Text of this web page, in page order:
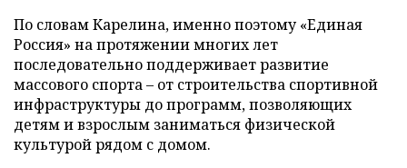
По словам Карелина, именно поэтому «Единая
Россия» на протяжении многих лет
последовательно поддерживает развитие
массового спорта – от строительства спортивной
инфраструктуры до программ, позволяющих
детям и взрослым заниматься физической
культурой рядом с домом.